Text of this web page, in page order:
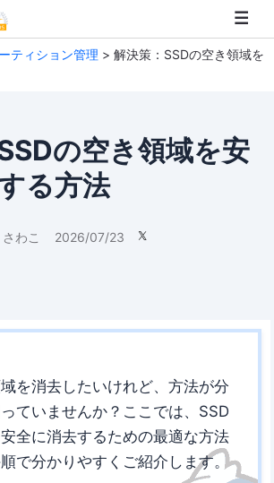
ティション管理 > 解決策：SSDの空き領域を
の空き領域を安
る方法
さわこ 2026/07/23 
を消去したいけれど、方法が分
ていませんか？ここでは、SSD
全に消去するための最適な方法
で分かりやすくご紹介します。